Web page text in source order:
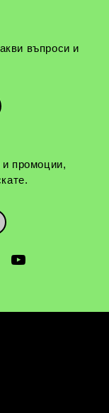
въпроси и
промоции,